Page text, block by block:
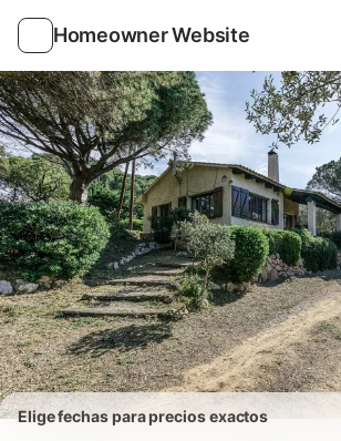
Homeowner Website
Fotos Servicios Valoraciones
Elige fechas para precios exactos